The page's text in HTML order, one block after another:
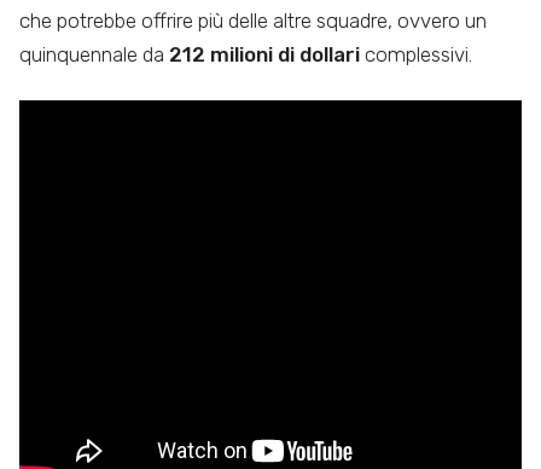
che potrebbe offrire più delle altre squadre, ovvero un
quinquennale da 212 milioni di dollari complessivi.